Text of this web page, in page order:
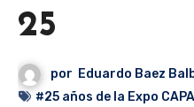
25
por Eduardo Baez
#25 años de la Expo